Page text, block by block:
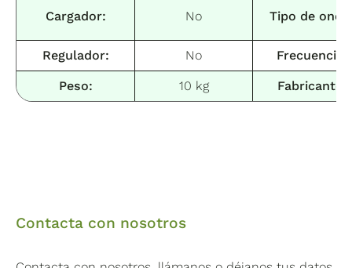
Cargador: No Tipo de
Regulador: No Frecuencia:
Peso: 10 kg Fabricante:
Contacta con nosotros